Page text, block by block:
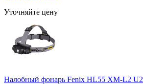
Уточняйте цену
Налобный фонарь Fenix HL55 XM-L2 U2